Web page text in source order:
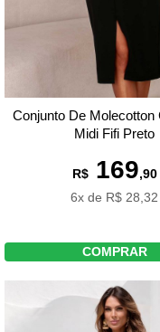
Conjunto De Molecotton
Midi Fifi Preto
R$169,90
6x de R$ 28,32
COMPRAR